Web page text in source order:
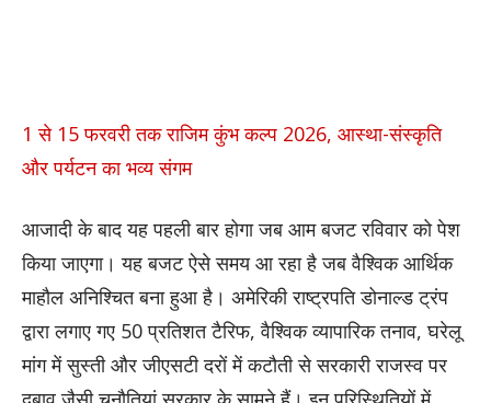
1 से 15 फरवरी तक राजिम कुंभ कल्प 2026, आस्था-संस्कृति
और पर्यटन का भव्य संगम
आजादी के बाद यह पहली बार होगा जब आम बजट रविवार को पेश
किया जाएगा। यह बजट ऐसे समय आ रहा है जब वैश्विक आर्थिक
माहौल अनिश्चित बना हुआ है। अमेरिकी राष्ट्रपति डोनाल्ड ट्रंप
द्वारा लगाए गए 50 प्रतिशत टैरिफ, वैश्विक व्यापारिक तनाव, घरेलू
मांग में सुस्ती और जीएसटी दरों में कटौती से सरकारी राजस्व पर